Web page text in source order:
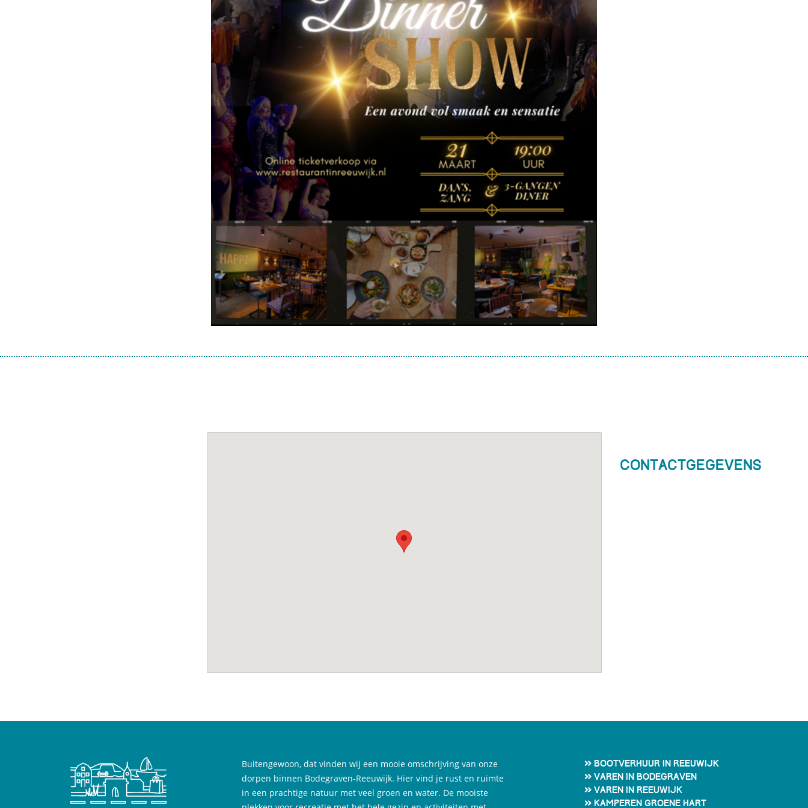
Contactgegevens
Buitengewoon, dat vinden wij een mooie omschrijving van onze
dorpen binnen Bodegraven-Reeuwijk. Hier vind je rust en ruimte
in een prachtige natuur met veel groen en water. De mooiste
Bootverhuur in Reeuwijk
Varen in Bodegraven
Varen in Reeuwijk
Kamperen Groene Hart